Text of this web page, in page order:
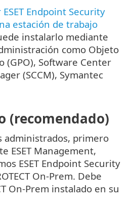
Endpoint Security
estación de trabajo
instalarlo mediante
como Objeto
(GPO), Software Center
(SCCM), Symantec
(recomendado)
administrados, primero
ESET Management,
ESET Endpoint Security
On-Prem. Debe
On-Prem instalado en su